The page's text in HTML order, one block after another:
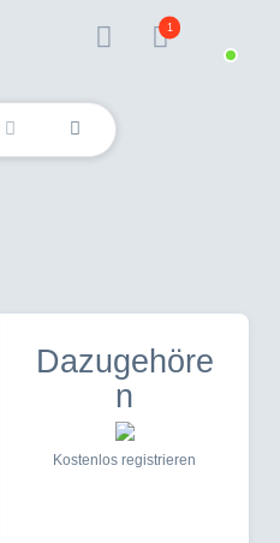
1
Dazugehöre
n
Kostenlos registrieren